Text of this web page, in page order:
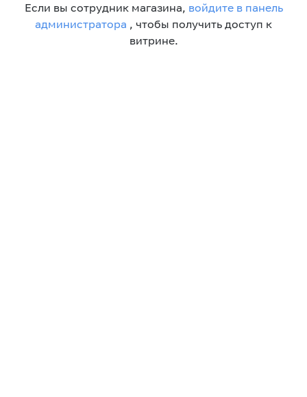
Если вы сотрудник магазина, войдите в панель
администратора , чтобы получить доступ к
витрине.